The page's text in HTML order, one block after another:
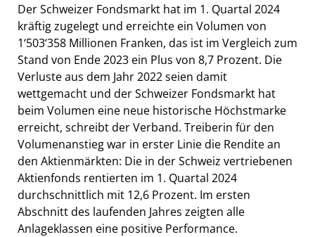
Der Schweizer Fondsmarkt hat im 1. Quartal 2024
kräftig zugelegt und erreichte ein Volumen von
1‘503‘358 Millionen Franken, das ist im Vergleich zum
Stand von Ende 2023 ein Plus von 8,7 Prozent. Die
Verluste aus dem Jahr 2022 seien damit
wettgemacht und der Schweizer Fondsmarkt hat
beim Volumen eine neue historische Höchstmarke
erreicht, schreibt der Verband. Treiberin für den
Volumenanstieg war in erster Linie die Rendite an
den Aktienmärkten: Die in der Schweiz vertriebenen
Aktienfonds rentierten im 1. Quartal 2024
durchschnittlich mit 12,6 Prozent. Im ersten
Abschnitt des laufenden Jahres zeigten alle
Anlageklassen eine positive Performance.